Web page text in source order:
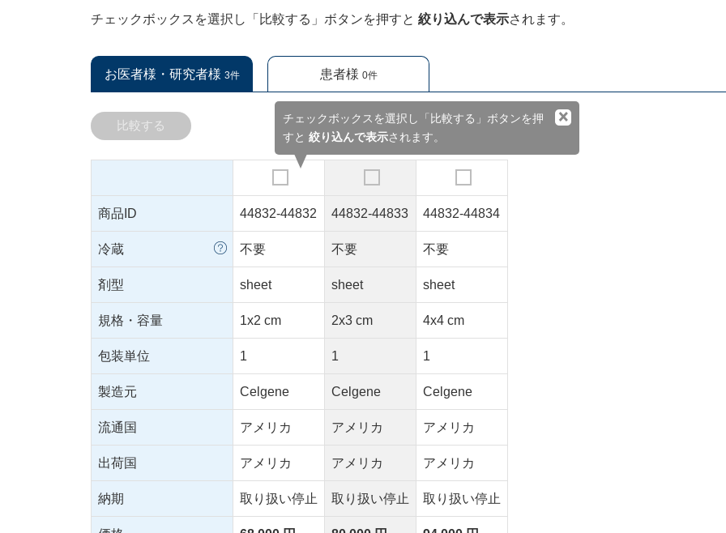
チェックボックスを選択し「比較する」ボタンを押すと絞り込んで表示されます。
お医者様・研究者様 3件 患者様 0件
チェックボックスを選択し「比較する」ボタンを押
すと絞り込んで表示されます。
×
比較する
商品ID 44832-44832 44832-44833 44832-44834
冷蔵 不要 不要 不要
剤型 sheet sheet sheet
規格・容量 1x2 cm 2x3 cm 4x4 cm
包装単位 1 1 1
製造元 Celgene Celgene Celgene
流通国 アメリカ アメリカ アメリカ
出荷国 アメリカ アメリカ アメリカ
納期 取り扱い停止 取り扱い停止 取り扱い停止